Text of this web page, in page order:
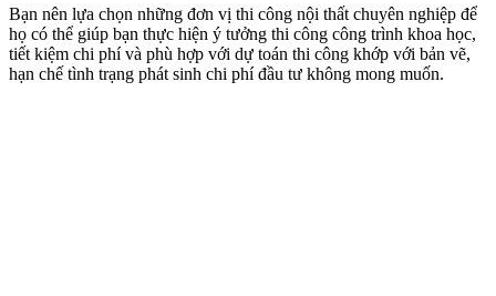
Bạn nên lựa chọn những đơn vị thi công nội thất chuyên nghiệp để
họ có thể giúp bạn thực hiện ý tưởng thi công công trình khoa học,
tiết kiệm chi phí và phù hợp với dự toán thi công khớp với bản vẽ,
hạn chế tình trạng phát sinh chi phí đầu tư không mong muốn.